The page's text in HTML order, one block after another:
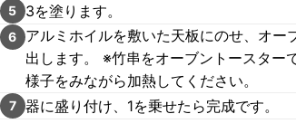
5 3を塗ります。
6
アルミホイルを敷いた天板にのせ、オー
出します。 ※竹串をオーブントースター
様子をみながら加熱してください。
7 器に盛り付け、1を乗せたら完成です。